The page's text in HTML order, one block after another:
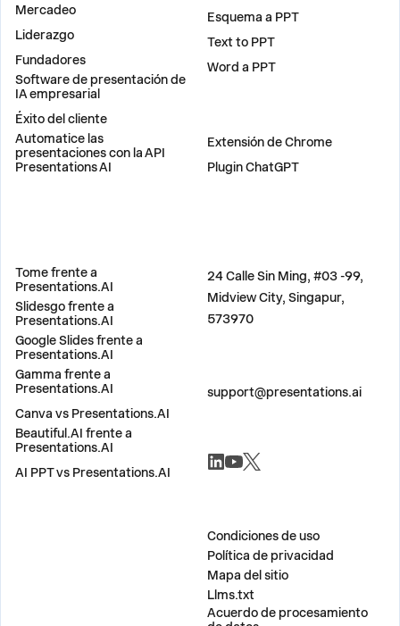
Mercadeo
Liderazgo
Fundadores
Software de presentación de
IA empresarial
Éxito del cliente
Automatice las
presentaciones con la API
Presentations AI
Esquema a PPT
Text to PPT
Word a PPT
Extensión de Chrome
Plugin ChatGPT
Tome frente a
Presentations.AI
Slidesgo frente a
Presentations.AI
Google Slides frente a
Presentations.AI
Gamma frente a
Presentations.AI
Canva vs Presentations.AI
Beautiful.AI frente a
Presentations.AI
AI PPT vs Presentations.AI
24 Calle Sin Ming, #03 -99,
Midview City, Singapur,
573970
support@presentations.ai
Condiciones de uso
Política de privacidad
Mapa del sitio
Llms.txt
Acuerdo de procesamiento